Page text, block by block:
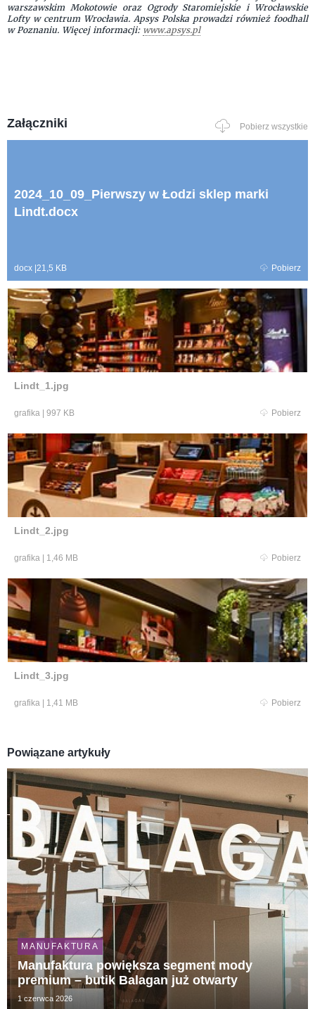
warszawskim Mokotowie oraz Ogrody Staromiejskie i Wrocławskie
Lofty w centrum Wrocławia. Apsys Polska prowadzi również foodhall
w Poznaniu. Więcej informacji: www.apsys.pl
Załączniki Pobierz wszystkie
2024_10_09_Pierwszy w Łodzi sklep marki
Lindt.docx
docx 21,5 KB Pobierz
Lindt_1.jpg
grafika 997 KB Pobierz
Lindt_2.jpg
grafika 1,46 MB Pobierz
Lindt_3.jpg
grafika 1,41 MB Pobierz
Powiązane artykuły
MANUFAKTURA
Manufaktura powiększa segment mody
premium – butik Balagan już otwarty
1 czerwca 2026